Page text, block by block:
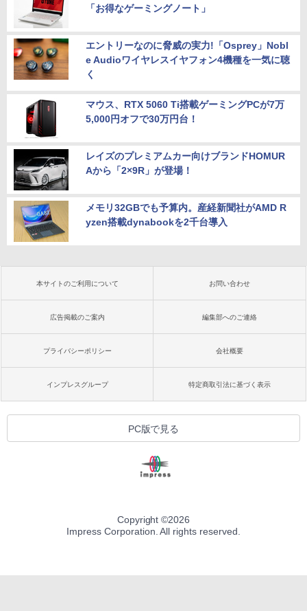
「お得なゲーミングノート」
エントリーなのに脅威の実力!「Osprey」Nobl
e Audioワイヤレスイヤフォン4機種を一気に聴
く
マウス、RTX 5060 Ti搭載ゲーミングPCが7万
5,000円オフで30万円台！
レイズのプレミアムカー向けブランドHOMUR
Aから「2×9R」が登場！
メモリ32GBでも予算内。産経新聞社がAMD R
yzen搭載dynabookを2千台導入
本サイトのご利用について お問い合わせ
広告掲載のご案内 編集部へのご連絡
プライバシーポリシー 会社概要
インプレスグループ 特定商取引法に基づく表示
PC版で見る
Copyright ©2026
Impress Corporation. All rights reserved.